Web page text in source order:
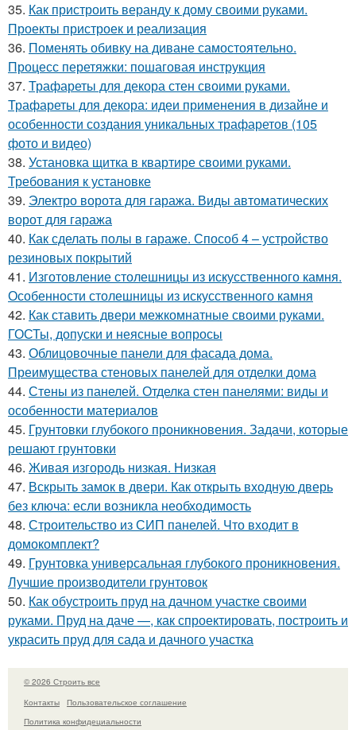
35. Как пристроить веранду к дому своими руками.
Проекты пристроек и реализация
36. Поменять обивку на диване самостоятельно.
Процесс перетяжки: пошаговая инструкция
37. Трафареты для декора стен своими руками.
Трафареты для декора: идеи применения в дизайне и
особенности создания уникальных трафаретов (105
фото и видео)
38. Установка щитка в квартире своими руками.
Требования к установке
39. Электро ворота для гаража. Виды автоматических
ворот для гаража
40. Как сделать полы в гараже. Способ 4 – устройство
резиновых покрытий
41. Изготовление столешницы из искусственного камня.
Особенности столешницы из искусственного камня
42. Как ставить двери межкомнатные своими руками.
ГОСТы, допуски и неясные вопросы
43. Облицовочные панели для фасада дома.
Преимущества стеновых панелей для отделки дома
44. Стены из панелей. Отделка стен панелями: виды и
особенности материалов
45. Грунтовки глубокого проникновения. Задачи, которые
решают грунтовки
46. Живая изгородь низкая. Низкая
47. Вскрыть замок в двери. Как открыть входную дверь
без ключа: если возникла необходимость
48. Строительство из СИП панелей. Что входит в
домокомплект?
49. Грунтовка универсальная глубокого проникновения.
Лучшие производители грунтовок
50. Как обустроить пруд на дачном участке своими
руками. Пруд на даче —, как спроектировать, построить и
украсить пруд для сада и дачного участка
© 2026 Строить все
Контакты
Пользовательское соглашение
Политика конфидециальности